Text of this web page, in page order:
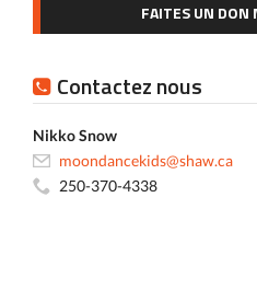
FAITES UN
Contactez nous
Nikko Snow
moondancekids@shaw.ca
250-370-4338